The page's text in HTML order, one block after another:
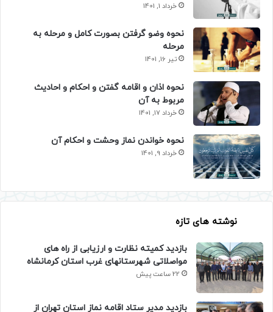
خرداد 1, 1401
نحوه وضو گرفتن بصورت کامل و مرحله به
مرحله
تیر 16, 1401
نحوه اذان و اقامه گفتن و احکام و احادیث
مربوط به آن
خرداد 17, 1401
نحوه خواندن نماز وحشت و احکام آن
خرداد 9, 1401
نوشته های تازه
بازدید کمیته نظارت و ارزیابی از راه های
مواصلاتی شهرستانهای غرب استان کرمانشاه
22 ساعت پیش
بازدید مدیر ستاد اقامه نماز استان تهران از